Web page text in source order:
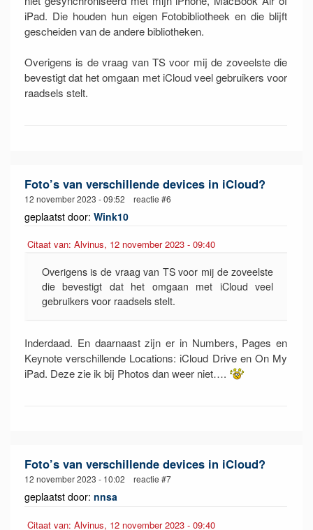
iPad. Die houden hun eigen Fotobibliotheek en die blijft
gescheiden van de andere bibliotheken.
Overigens is de vraag van TS voor mij de zoveelste die
bevestigt dat het omgaan met iCloud veel gebruikers voor
raadsels stelt.
Foto’s van verschillende devices in iCloud?
12 november 2023 - 09:52 reactie #6
geplaatst door: Wink10
Citaat van: Alvinus, 12 november 2023 - 09:40
Overigens is de vraag van TS voor mij de zoveelste
die bevestigt dat het omgaan met iCloud veel
gebruikers voor raadsels stelt.
Inderdaad. En daarnaast zijn er in Numbers, Pages en
Keynote verschillende Locations: iCloud Drive en On My
iPad. Deze zie ik bij Photos dan weer niet….
Foto’s van verschillende devices in iCloud?
12 november 2023 - 10:02 reactie #7
geplaatst door: nnsa
Citaat van: Alvinus, 12 november 2023 - 09:40